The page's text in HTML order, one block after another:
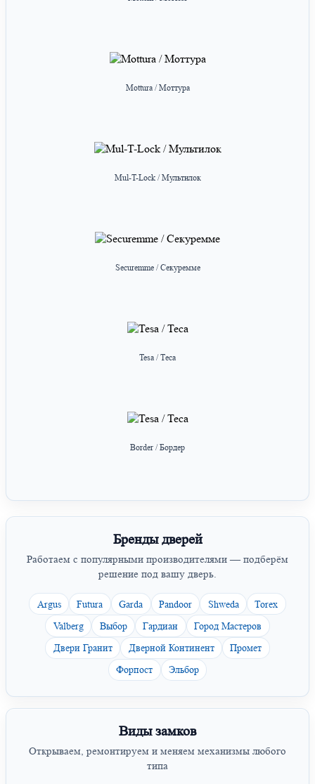
Mottura / Моттура
Mul-T-Lock / Мультилок
Securemme / Секуремме
Tesa / Теса
Border / Бордер
Бренды дверей
Работаем с популярными производителями — подберём
решение под вашу дверь.
Argus Futura Garda Pandoor Shweda
Torex
Valberg
Выбор Гардиан
Город Мастеров
Двери Гранит
Дверной Континент
Промет
Форпост
Эльбор
Виды замков
Открываем, ремонтируем и меняем механизмы любого
типа